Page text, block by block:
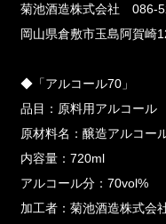
菊池酒造株式会社
岡山県倉敷市玉島阿賀崎
◆「アルコール70」
品目：原料用アルコール
原材料名：醸造アルコー
内容量：720ml
アルコール分：70vol%
加工者：菊池酒造株式会